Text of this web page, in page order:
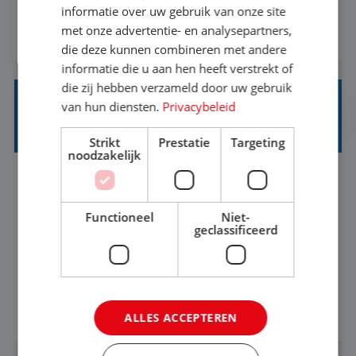
1.3 million customers every year. Behind the
scenes, our colleagues rely on secure, reliable,
and user-friendly IT solutions to do their best
work.As an IT Servicedesk Engineer, ...
BEKIJK VACATURE
OFFICE MANAGER/ CUSTOMER CARE
SPECIALIST
Rotterdam 37-40+ uur
Ben jij gepassioneerd over het bieden van
uitzonderlijke klantervaringen en het creëren
van een gastvrije omgeving? Vind je het leuk om
klantcontact te combineren met organisatorische
ondersteuning? Op ons Sunweb Group-kantoor in
Rotterdam zoeken we een daadkrachtige en
BEKIJK VACATURE
informatie over uw gebruik van onze site
met onze advertentie- en analysepartners,
die deze kunnen combineren met andere
informatie die u aan hen heeft verstrekt of
die zij hebben verzameld door uw gebruik
van hun diensten. Privacybeleid
Strikt
noodzakelijk
Prestatie Targeting
Functioneel
Niet-
geclassificeerd
ALLES ACCEPTEREN